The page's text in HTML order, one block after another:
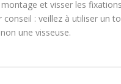
et visser les
conseil : veillez à utiliser un
une visseuse.